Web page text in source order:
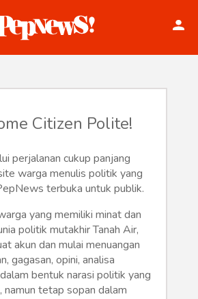
Citizen Polite!
perjalanan cukup panjang
warga menulis politik yang
terbuka untuk publik.
yang memiliki minat dan
politik mutakhir Tanah Air,
akun dan mulai menuangan
gagasan, opini, analisa
bentuk narasi politik yang
namun tetap sopan dalam